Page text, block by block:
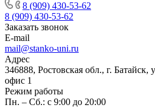
8 (909) 430-53-62
8 (909) 430-53-62
Заказать звонок
E-mail
mail@stanko-uni.ru
Адрес
346888, Ростовская обл., г.
офис 1
Режим работы
Пн. – Сб.: с 9:00 до 20:00